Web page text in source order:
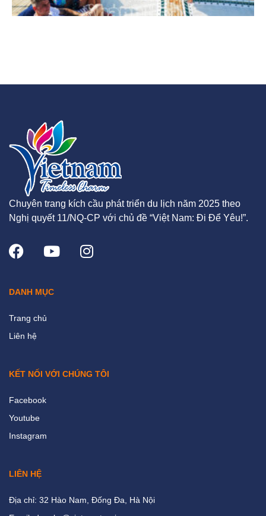
Chuyên trang kích cầu phát triển du lịch năm 2025 theo
Nghị quyết 11/NQ-CP với chủ đề “Việt Nam: Đi Để Yêu!”.
DANH MỤC
Trang chủ
Liên hệ
KẾT NỐI VỚI CHÚNG TÔI
Facebook
Youtube
Instagram
LIÊN HỆ
Địa chỉ: 32 Hào Nam, Đống Đa, Hà Nội